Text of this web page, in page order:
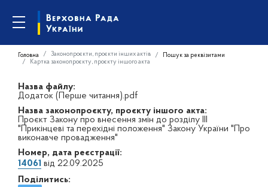
Головна Законопроєкти, проєкти інших актів
Пошук за реквізитами
Картка законопроєкту, проєкту іншого акта
Назва файлу:
Додаток (Перше читання).pdf
Назва законопроєкту, проєкту іншого акта:
Проєкт Закону про внесення змін до розділу ІІІ
"Прикінцеві та перехідні положення" Закону України "Про
виконавче провадження"
Номер, дата реєстрації:
14061 від 22.09.2025
Поділитись: